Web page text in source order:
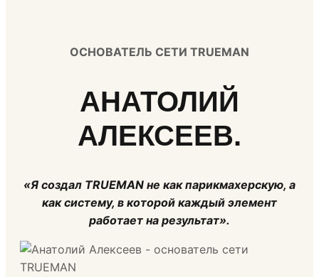
ОСНОВАТЕЛЬ СЕТИ TRUEMAN
АНАТОЛИЙ
АЛЕКСЕЕВ.
«Я создал TRUEMAN не как парикмахерскую, а
как систему, в которой каждый элемент
работает на результат».